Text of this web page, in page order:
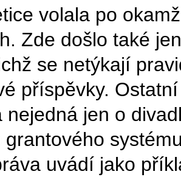
volala po
Zde došlo také
se netýkají
příspěvky.
nejedná jen o
grantového
uvádí jako